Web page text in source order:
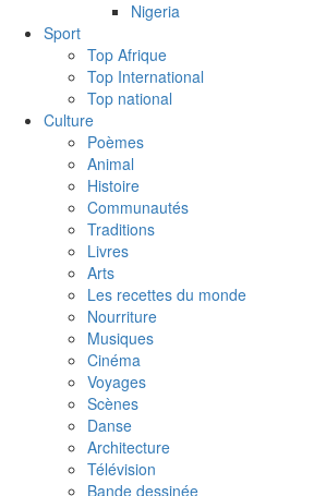
Nigeria
Sport
Top Afrique
Top International
Top national
Culture
Poèmes
Animal
Histoire
Communautés
Traditions
Livres
Arts
Les recettes du monde
Nourriture
Musiques
Cinéma
Voyages
Scènes
Danse
Architecture
Télévision
Bande dessinée